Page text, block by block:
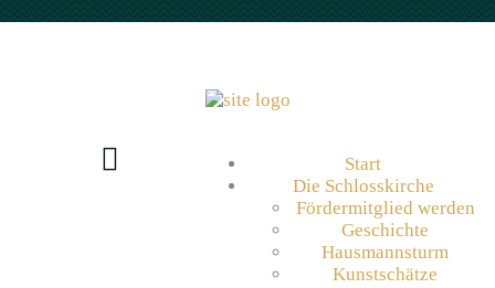
Start
Die Schlosskirche
Fördermitglied werden
Geschichte
Hausmannsturm
Kunstschätze